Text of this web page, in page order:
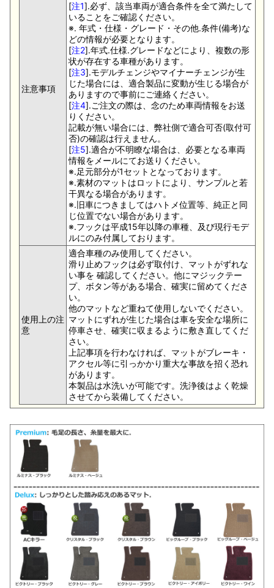
注意事項
[注1].必ず、該当車両が適合条件を全て満たして
いることをご確認ください。
※. 年式・仕様・グレード・その他.条件(備考)な
どの情報が必要となります。
[注2].年式.仕様.グレードなどにより、複数の形
状が存在する車種があります。
[注3].モデルチェンジやマイナーチェンジが生
じた場合には、適合製品に変動が生じる場合が
ありますので事前にご連絡ください。
[注4].ご注文の際は、念のため車両情報をお送
りください。
記載が無い場合には、弊社側で適合可否(取付可
否)の確認は行えません。
[注5].適合が不明瞭な場合は、必要となる車両
情報をメールにてお送りください。
※.足元部分が1セットとなっております。
※.素材のマットはロットにより、サンプルと若
干異なる場合があります。
※.旧車につきましてはハトメ位置等、純正と同
じ位置でない場合があります。
※.フックは平成15年以降の車種、及び現行モデ
ルにのみ付属しております。
使用上の注
意
適合車種のみ使用してください。
滑り止めフックは必ず取付け、マットがずれな
い事を 確認してください。他にマジックテー
プ、ボタン等がある場合、確実に留めてくださ
い。
他のマットなど重ねて使用しないでください。
マットにずれが生じた場合は車を安全な場所に
停車させ、確実に収まるように敷き直してくだ
さい。
上記事項を行わなければ、マットがブレーキ・
アクセル等に引っかかり重大な事故を招く恐れ
があります。
本製品は水洗いが可能です。洗浄後はよく乾燥
させてから装備してください。